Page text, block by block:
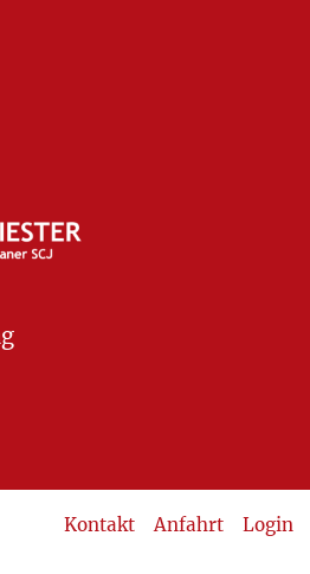
Kontakt Anfahrt Login